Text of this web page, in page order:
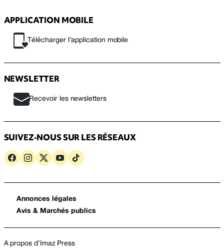
APPLICATION MOBILE
Télécharger l’application mobile
NEWSLETTER
Recevoir les newsletters
SUIVEZ-NOUS SUR LES RÉSEAUX
Annonces légales
Avis & Marchés publics
A propos d’Imaz Press